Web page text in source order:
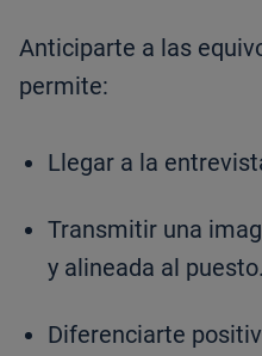
Anticiparte a las
permite:
Llegar a la
Transmitir una
y alineada al puesto.
Diferenciarte